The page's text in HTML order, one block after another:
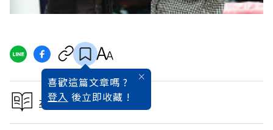
喜歡這篇文章嗎 ?
登入 後立即收藏 !
本文出自2014大學專刊